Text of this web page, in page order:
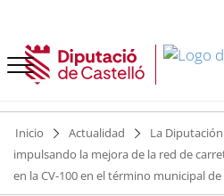
Inicio Actualidad
La
impulsando la mejora de la red de
en la CV-100 en el término municipal de